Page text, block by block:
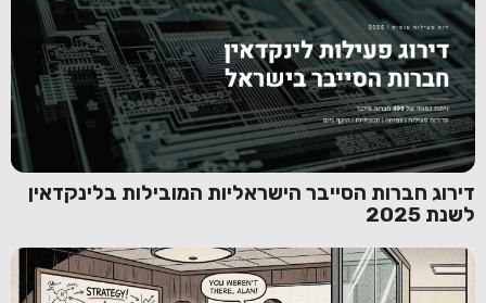
דירוג חברות הסייבר הישראליות המובילות בלינקדאין
לשנת 2025